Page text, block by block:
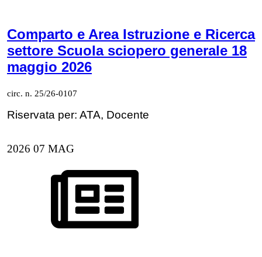
Comparto e Area Istruzione e Ricerca
settore Scuola sciopero generale 18
maggio 2026
circ. n. 25/26-0107
Riservata per: ATA, Docente
2026 07 MAG